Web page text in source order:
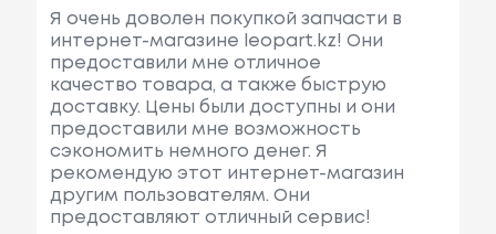
Я очень доволен покупкой запчасти в
интернет-магазине leopart.kz! Они
предоставили мне отличное
качество товара, а также быструю
доставку. Цены были доступны и они
предоставили мне возможность
сэкономить немного денег. Я
рекомендую этот интернет-магазин
другим пользователям. Они
предоставляют отличный сервис!